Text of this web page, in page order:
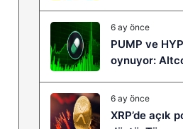
Sıçramaya
6 ay önce
PUMP ve
oynuyor:
6 ay önce
XRP’de açık